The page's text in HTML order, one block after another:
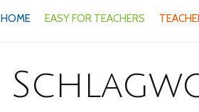
HOME EASY FOR TEACHERS